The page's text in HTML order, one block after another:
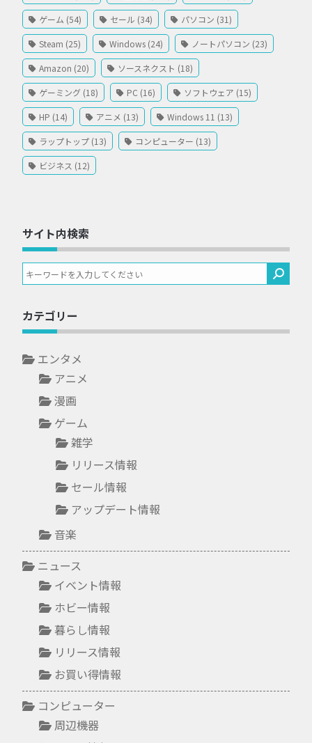
ゲーム (54) セール (34) パソコン (31)
Steam (25) Windows (24) ノートパソコン (23)
Amazon (20) ソースネクスト (18)
ゲーミング (18) PC (16) ソフトウェア (15)
HP (14) アニメ (13) Windows 11 (13)
ラップトップ (13) コンピューター (13)
ビジネス (12)
サイト内検索
カテゴリー
エンタメ
アニメ
漫画
ゲーム
雑学
リリース情報
セール情報
アップデート情報
音楽
ニュース
イベント情報
ホビー情報
暮らし情報
リリース情報
お買い得情報
コンピューター
周辺機器